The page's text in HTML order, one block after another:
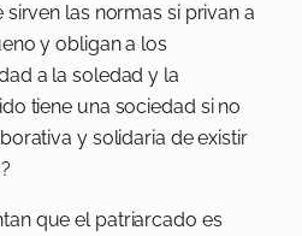
las normas si privan a
y obligan a los
a la soledad y la
tiene una sociedad si no
y solidaria de existir
que el patriarcado es